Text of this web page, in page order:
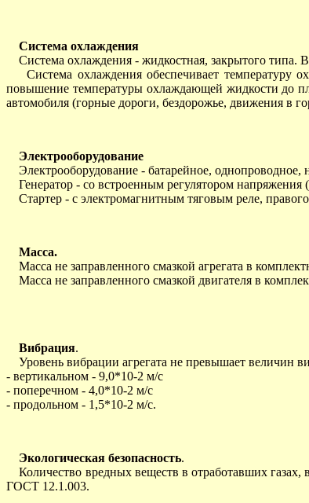
Система охлаждения
Система охлаждения - жидкостная, закрытого типа.
Система охлаждения обеспечивает температуру
повышение температуры охлаждающей жидкости до
автомобиля (горные дороги, бездорожье, движения в
Электрооборудование
Электрооборудование - батарейное,
Генератор - со встроенным регулятором напряжения
Стартер - с электромагнитным тяговым реле,
Масса.
Масса не заправленного смазкой агрегата в
Масса не заправленного смазкой двигателя в
Вибрация.
Уровень вибрации агрегата не превышает величин
- вертикальном - 9,0*10-2 м/с
- поперечном - 4,0*10-2 м/с
- продольном - 1,5*10-2 м/с.
Экологическая безопасность.
Количество вредных веществ в отработавших
ГОСТ 12.1.003.